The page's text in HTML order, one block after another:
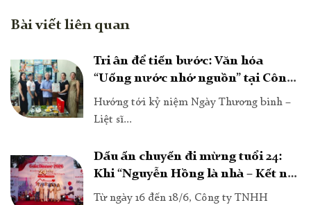
Bài viết liên quan
Tri ân để tiến bước: Văn hóa
“Uống nước nhớ nguồn” tại Công
ty TNHH Nguyễn Hồng
Hướng tới kỷ niệm Ngày Thương binh –
Liệt sĩ...
Dấu ấn chuyến đi mừng tuổi 24:
Khi “Nguyễn Hồng là nhà – Kết nối
tất cả”
Từ ngày 16 đến 18/6, Công ty TNHH